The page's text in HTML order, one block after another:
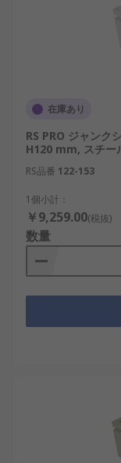
在庫あり
RS PRO ジャン
H120 mm, スチー
RS品番 122-153
1個小計：
￥9,259.00(税抜)
数量